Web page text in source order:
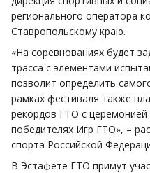
регионального оператора
Ставропольскому краю.
«На соревнованиях будет
трасса с элементами
позволит определить
рамках фестиваля также
рекордов ГТО с церемонией
победителях Игр ГТО», –
спорта Российской
В Эстафете ГТО примут